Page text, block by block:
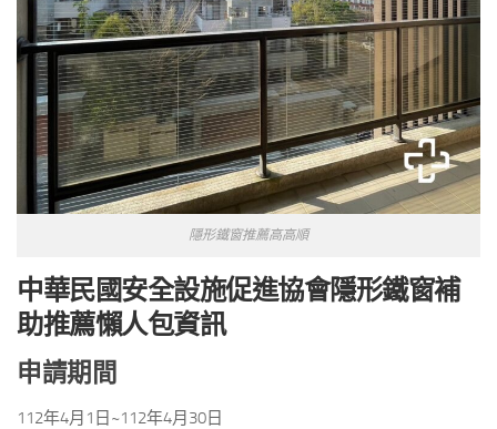
隱形鐵窗推薦高高順
中華民國安全設施促進協會隱形鐵窗補
助推薦懶人包資訊
申請期間
112年4月1日~112年4月30日